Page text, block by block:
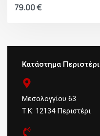
79.00€
Κατάστημα Περιστέρι
Μεσολογγίου 63
Τ.Κ: 12134 Περιστέρι